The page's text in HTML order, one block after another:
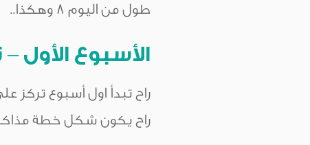
طول من اليوم ٨ وهكذا..
الأسبوع الأول
راح يكون شكل خطة